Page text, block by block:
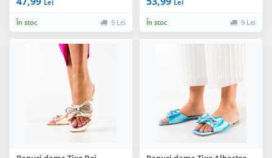
Lei
În stoc 9 Lei
Lei
În stoc 9 Lei